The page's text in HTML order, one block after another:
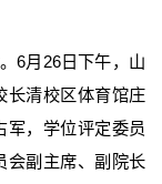
6月26日下午，山
长清校区体育馆庄
军，学位评定委员
会副主席、副院长